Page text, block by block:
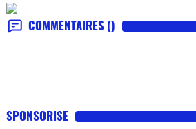
COMMENTAIRES ()
SPONSORISE